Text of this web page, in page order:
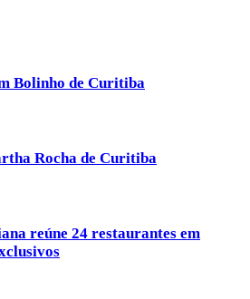
Bolinho de Curitiba
Rocha de Curitiba
reúne 24 restaurantes em